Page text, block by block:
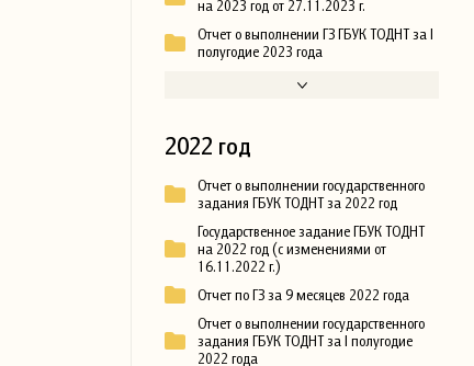
на 2023 год от 27.11.2023 г.
Отчет о выполнении ГЗ ГБУК ТОДНТ за I
полугодие 2023 года
2022 год
Отчет о выполнении государственного
задания ГБУК ТОДНТ за 2022 год
Государственное задание ГБУК ТОДНТ
на 2022 год (с изменениями от
16.11.2022 г.)
Отчет по ГЗ за 9 месяцев 2022 года
Отчет о выполнении государственного
задания ГБУК ТОДНТ за I полугодие
2022 года